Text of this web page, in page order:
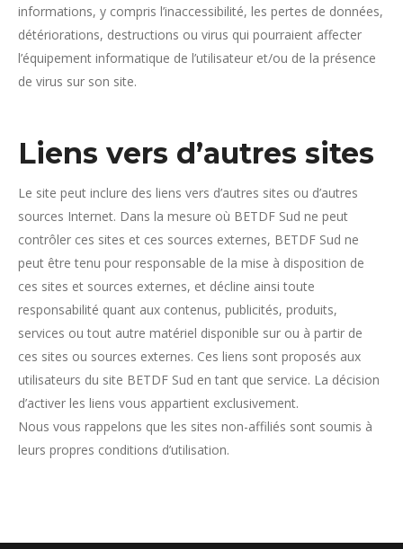
informations, y compris l’inaccessibilité, les pertes de données,
détériorations, destructions ou virus qui pourraient affecter
l’équipement informatique de l’utilisateur et/ou de la présence
de virus sur son site.
Liens vers d’autres sites
Le site peut inclure des liens vers d’autres sites ou d’autres
sources Internet. Dans la mesure où BETDF Sud ne peut
contrôler ces sites et ces sources externes, BETDF Sud ne
peut être tenu pour responsable de la mise à disposition de
ces sites et sources externes, et décline ainsi toute
responsabilité quant aux contenus, publicités, produits,
services ou tout autre matériel disponible sur ou à partir de
ces sites ou sources externes. Ces liens sont proposés aux
utilisateurs du site BETDF Sud en tant que service. La décision
d’activer les liens vous appartient exclusivement.
Nous vous rappelons que les sites non-affiliés sont soumis à
leurs propres conditions d’utilisation.